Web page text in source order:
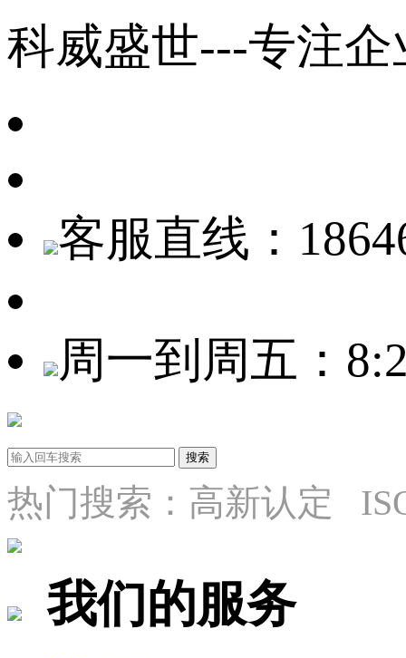
科威盛世---专注
客服直线：
周一到周五：
热门搜索：高新认定
我们的服务